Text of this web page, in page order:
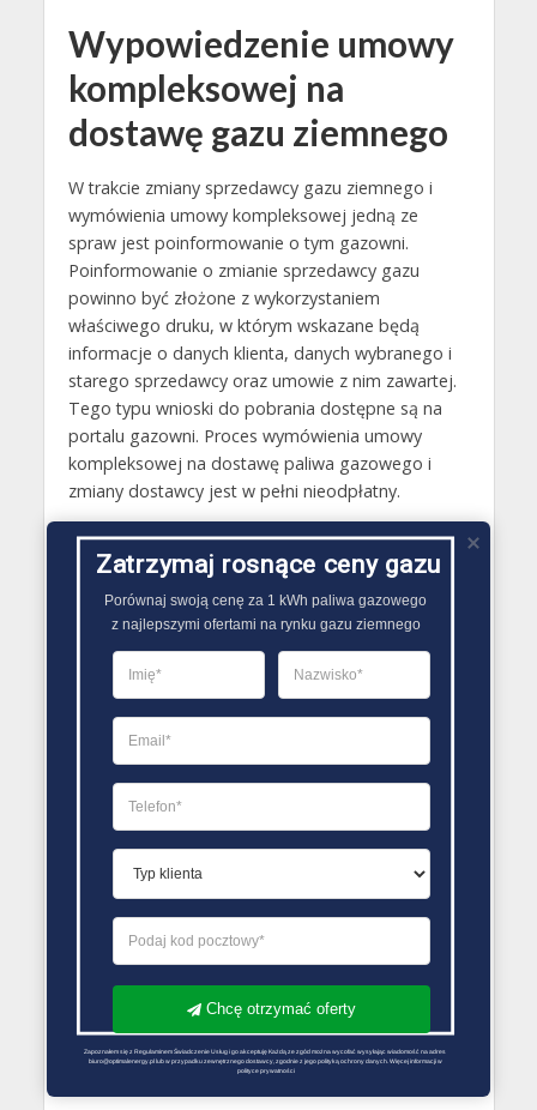
Wypowiedzenie umowy
kompleksowej na
dostawę gazu ziemnego
W trakcie zmiany sprzedawcy gazu ziemnego i
wymówienia umowy kompleksowej jedną ze
spraw jest poinformowanie o tym gazowni.
Poinformowanie o zmianie sprzedawcy gazu
powinno być złożone z wykorzystaniem
właściwego druku, w którym wskazane będą
informacje o danych klienta, danych wybranego i
starego sprzedawcy oraz umowie z nim zawartej.
Tego typu wnioski do pobrania dostępne są na
portalu gazowni. Proces wymówienia umowy
kompleksowej na dostawę paliwa gazowego i
zmiany dostawcy jest w pełni nieodpłatny.
Gazy techniczne Biała Piska
Butle gazowe Biała Piska
Gaz płynny Biała Piska
LPG Biała Piska
Dostawcy gazu Biała Piska
Zatrzymaj rosnące ceny gazu
Porównaj swoją cenę za 1 kWh paliwa gazowego
z najlepszymi ofertami na rynku gazu ziemnego
Chcę otrzymać oferty
Zapoznałem się z Regulaminem Świadczenie Usług i go akceptuję Każdą ze zgód można wycofać wysyłając wiadomość na adres
biuro@optimalenergy.pl lub w przypadku zewnętrznego dostawcy, zgodnie z jego polityką ochrony danych. Więcej informacji w
polityce prywatności